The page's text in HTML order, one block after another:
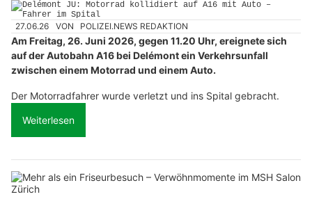
27.06.26 VON POLIZEI.NEWS REDAKTION
Am Freitag, 26. Juni 2026, gegen 11.20 Uhr, ereignete sich
auf der Autobahn A16 bei Delémont ein Verkehrsunfall
zwischen einem Motorrad und einem Auto.
Der Motorradfahrer wurde verletzt und ins Spital gebracht.
Weiterlesen